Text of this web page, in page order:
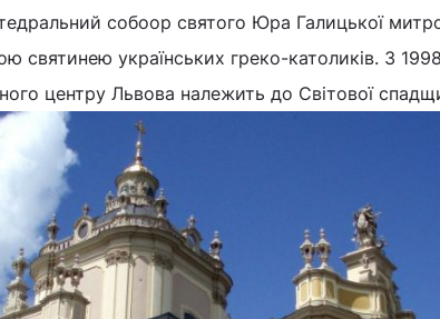
собоор святого Юра Галицької
святинею українських греко-католиків. З
центру Львова належить до Світової